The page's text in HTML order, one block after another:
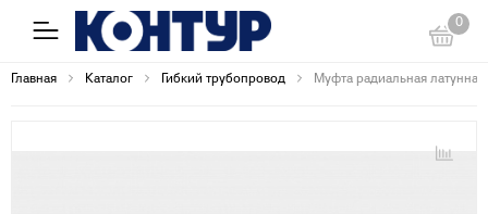
0
Главная Каталог Гибкий трубопровод Муфта радиальная